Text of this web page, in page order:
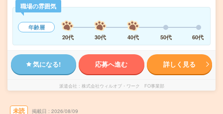
職場の雰囲気
年齢層
20代
30代 40代 50代 60代
気になる! 応募へ進む 詳しく見る
派遣会社 株式会社ウィルオブ・ワーク FO事業部
未読 掲載日 2026/08/09